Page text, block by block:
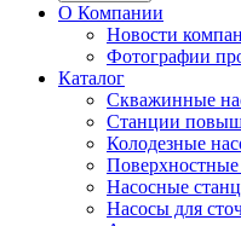
О Компании
Новости
Фотографии
Каталог
Скважинные
Станции
Колодезные
Насосные
Насосы для